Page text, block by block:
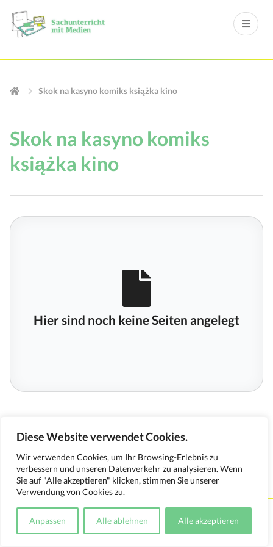
Diese Website verwendet Cookies.
Wir verwenden Cookies, um Ihr Browsing-Erlebnis zu
verbessern und unseren Datenverkehr zu analysieren. Wenn
Sie auf "Alle akzeptieren" klicken, stimmen Sie unserer
Verwendung von Cookies zu.
Anpassen Alle ablehnen Alle akzeptieren
Skok na kasyno komiks książka kino
Skok na kasyno komiks
książka kino
Hier sind noch keine Seiten angelegt
Kontakt Impressum Datenschutzerklärung
Medienverwendungsnachweis